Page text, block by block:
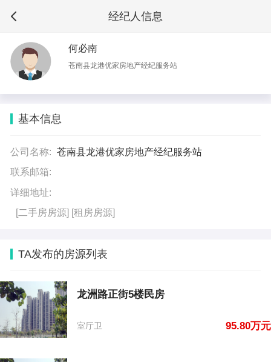
经纪人信息
何必南
苍南县龙港优家房地产经纪服务站
基本信息
公司名称: 苍南县龙港优家房地产经纪服务站
联系邮箱:
详细地址:
[二手房房源] [租房房源]
TA发布的房源列表
龙洲路正街5楼民房
室厅卫 95.80万元